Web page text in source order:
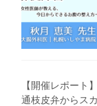
【開催レポー
通枝皮弁からス